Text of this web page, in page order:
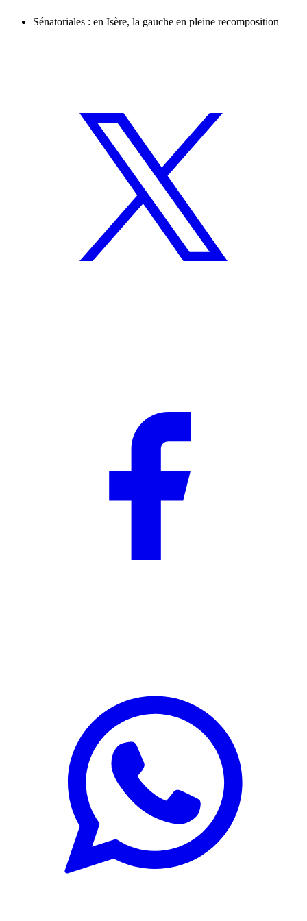
Sénatoriales : en Isère, la gauche en pleine recomposition